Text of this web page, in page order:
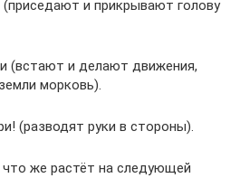
и прикрывают голову
(встают и делают движения,
морковь).
(разводят руки в стороны).
же растёт на следующей